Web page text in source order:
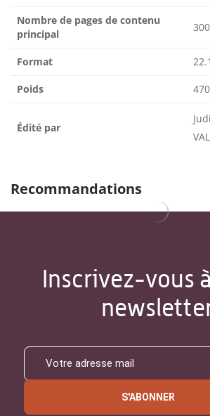
Nombre de pages de contenu
principal
300
Format
Poids
Édité par
Recommandations
Inscrivez-vous
S'ABONNER